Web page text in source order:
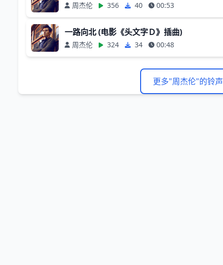
周杰伦 356 40 00:53
一路向北 (电影《头文字Ｄ》插曲)
周杰伦 324 34 00:48
更多"周杰伦"的铃声